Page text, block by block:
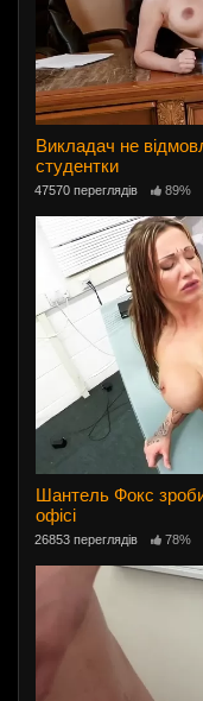
Викладач не
студентки
47570 переглядів 89%
Шантель Фокс
офісі
26853 переглядів 78%